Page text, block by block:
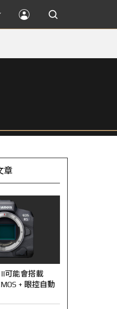
章
可能會搭載
+ 眼控自動